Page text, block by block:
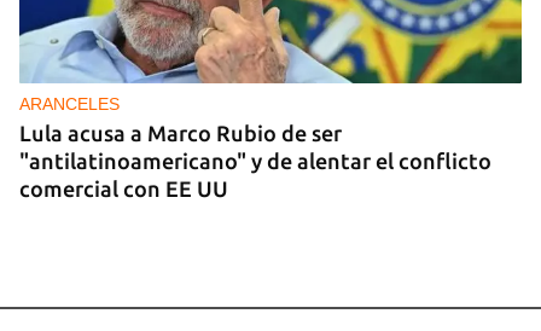
ARANCELES
Lula acusa a Marco Rubio de ser
"antilatinoamericano" y de alentar el conflicto
comercial con EE UU